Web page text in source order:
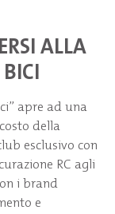
ALLA
apre ad una
della
esclusivo con
RC agli
i brand
e